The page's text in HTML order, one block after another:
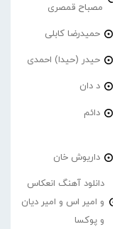
مصباح قمصری
حمیدرضا کابلی
حیدر (حیدا) احمدی
د دان
دائم
داریوش خان
دانلود آهنگ انعکاس
و امیر اس و امیر دیان
و پوکسا